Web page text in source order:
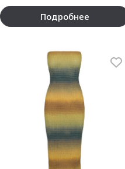
Подробнее